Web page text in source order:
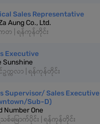
Sales Representative
Aung Co., Ltd.
တ | ရန်ကုန်တိုင်း
Executive
Sunshine
ဥက္ကလာ | ရန်ကုန်တိုင်း
Supervisor/ Sales Executive
Sub-D)
Number One
သစ်မြောက်ပိုင်း | ရန်ကုန်တိုင်း